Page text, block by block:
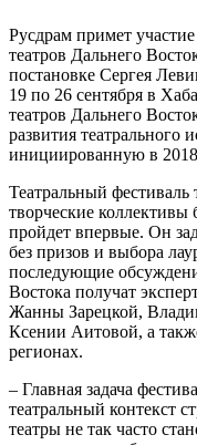
Русдрам примет
театров Дальнего
постановке Сергея
19 по 26 сентября в
театров Дальнего
развития театрального
инициированную в
Театральный фестиваль
творческие коллективы
пройдет впервые. Он
без призов и выбора
последующие
Востока получат
Жанны Зарецкой,
Ксении Аитовой, а
регионах.
– Главная задача
театральный контекст
театры не так часто